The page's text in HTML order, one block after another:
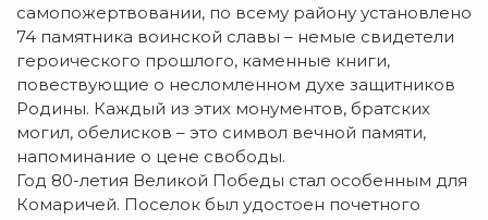
самопожертвовании, по всему району установлено
74 памятника воинской славы – немые свидетели
героического прошлого, каменные книги,
повествующие о несломленном духе защитников
Родины. Каждый из этих монументов, братских
могил, обелисков – это символ вечной памяти,
напоминание о цене свободы.
Год 80-летия Великой Победы стал особенным для
Комаричей. Поселок был удостоен почетного